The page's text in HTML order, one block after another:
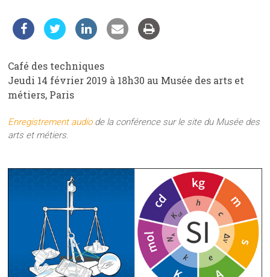
Café des techniques
Jeudi 14 février 2019 à 18h30 au Musée des arts et
métiers, Paris
Enregistrement audiode la conférence sur le site du Musée des
arts et métiers.